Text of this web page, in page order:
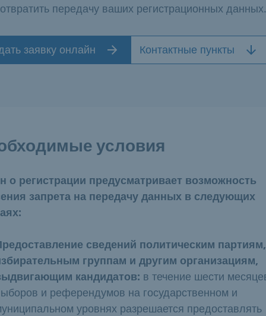
передачу ваших регистрационных данных.
заявку онлайн Контактные пункты
условия
о регистрации предусматривает возможность
запрета на передачу данных в следующих
сведений политическим партиям,
группам и другим организациям,
кандидатов: в течение шести
и референдумов на государственном и
уровнях разрешается предоставлять